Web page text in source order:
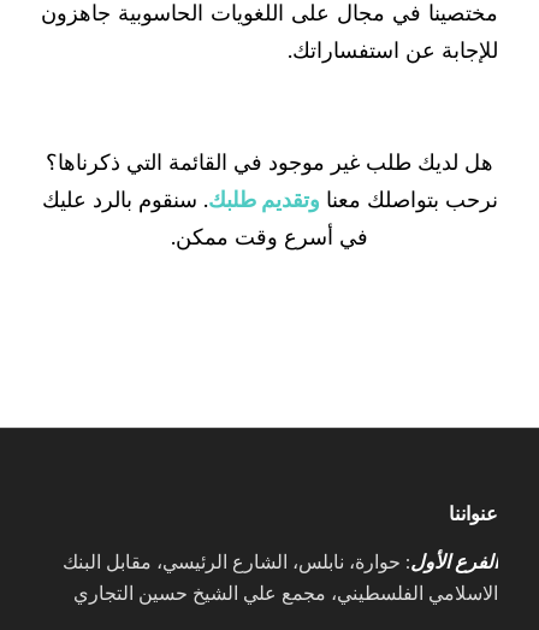
مختصينا في مجال على اللغويات الحاسوبية جاهزون
للإجابة عن استفساراتك.
هل لديك طلب غير موجود في القائمة التي ذكرناها؟
نرحب بتواصلك معنا وتقديم طلبك. سنقوم بالرد عليك
في أسرع وقت ممكن.
عنواننا
الفرع الأول: حوارة، نابلس، الشارع الرئيسي، مقابل البنك
الاسلامي الفلسطيني، مجمع علي الشيخ حسين التجاري